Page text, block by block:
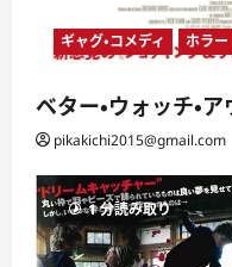
ギャグ・コメディ ホラー
ベター・ウォッチ・
pikakichi2015@gmail.com
1 分読み取り